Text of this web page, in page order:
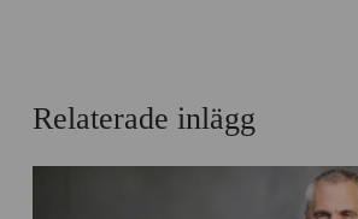
Relaterade inlägg